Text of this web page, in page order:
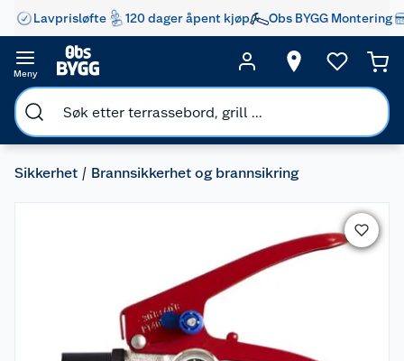
Lavprisløfte 120 dager åpent kjøp Obs BYGG Montering
Meny
Sikkerhet Brannsikkerhet og brannsikring